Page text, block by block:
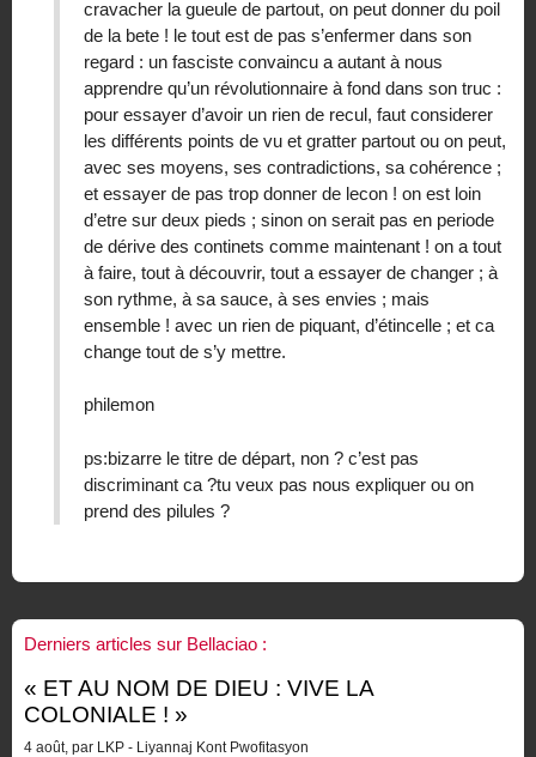
cravacher la gueule de partout, on peut donner du poil
de la bete ! le tout est de pas s’enfermer dans son
regard : un fasciste convaincu a autant à nous
apprendre qu’un révolutionnaire à fond dans son truc :
pour essayer d’avoir un rien de recul, faut considerer
les différents points de vu et gratter partout ou on peut,
avec ses moyens, ses contradictions, sa cohérence ;
et essayer de pas trop donner de lecon ! on est loin
d’etre sur deux pieds ; sinon on serait pas en periode
de dérive des continets comme maintenant ! on a tout
à faire, tout à découvrir, tout a essayer de changer ; à
son rythme, à sa sauce, à ses envies ; mais
ensemble ! avec un rien de piquant, d’étincelle ; et ca
change tout de s’y mettre.
philemon
ps:bizarre le titre de départ, non ? c’est pas
discriminant ca ?tu veux pas nous expliquer ou on
prend des pilules ?
Derniers articles sur Bellaciao :
« ET AU NOM DE DIEU : VIVE LA
COLONIALE ! »
4 août, par LKP - Liyannaj Kont Pwofitasyon